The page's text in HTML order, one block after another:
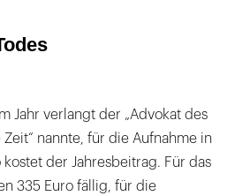
Jahr verlangt der „Advokat des
Zeit“ nannte, für die Aufnahme in
der Jahresbeitrag. Für das
335 Euro fällig, für die